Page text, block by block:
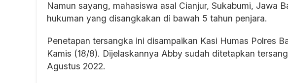
Namun sayang, mahasiswa asal Cianjur, Sukabumi, Jawa
hukuman yang disangkakan di bawah 5 tahun penjara.
Penetapan tersangka ini disampaikan Kasi Humas Polres
Kamis (18/8). Dijelaskannya Abby sudah ditetapkan
Agustus 2022.